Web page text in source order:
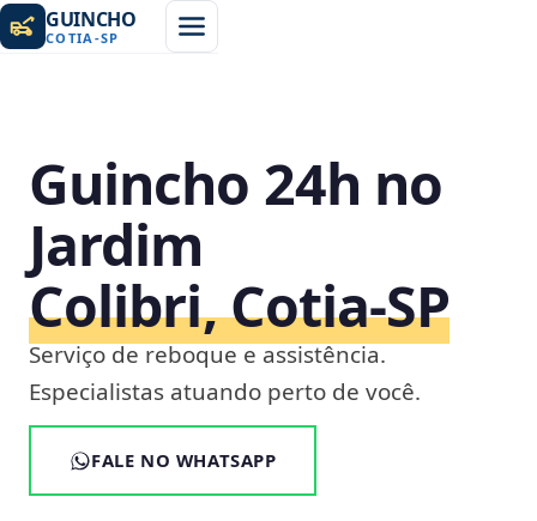
GUINCHO
COTIA -SP
Guincho 24h no
Jardim
Colibri, Cotia‑SP
Serviço de reboque e assistência.
Especialistas atuando perto de você.
FALE NO WHATSAPP